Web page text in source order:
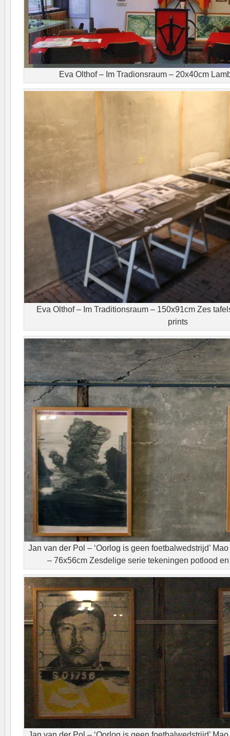
Eva Olthof – Im Tradionsraum – 20x40cm
Eva Olthof – Im Traditionsraum – 150x91cm Zes
prints
Jan van der Pol – ‘Oorlog is geen foetbalwedstrijd’
– 76x56cm Zesdelige serie tekeningen potlood